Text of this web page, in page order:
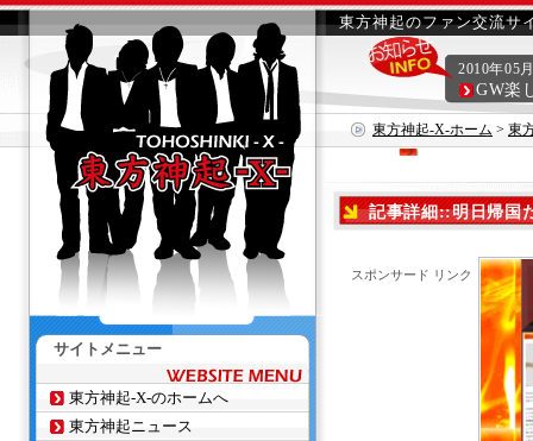
東方神起のファン交流サ
東方神起-X-ホーム > 東
2010年05
GW楽
記事詳細::明日帰国
スポンサード リンク
サイトメニュー
東方神起-X-のホームへ
東方神起ニュース